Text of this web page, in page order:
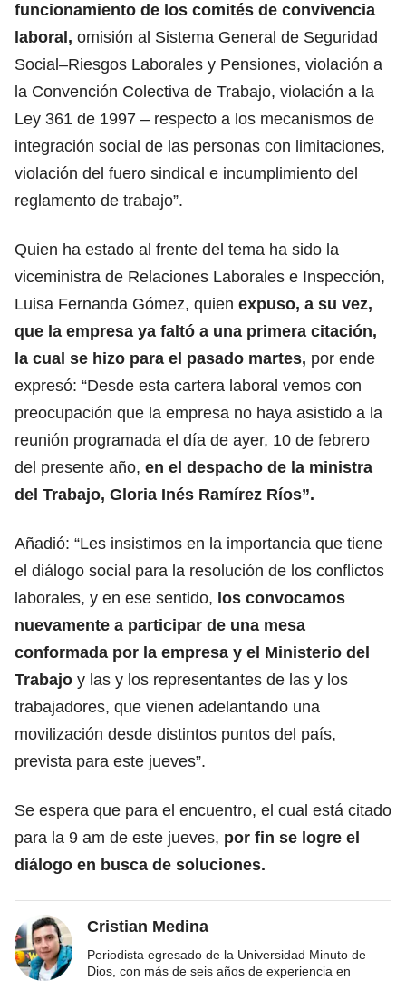
funcionamiento de los comités de convivencia
laboral, omisión al Sistema General de Seguridad
Social–Riesgos Laborales y Pensiones, violación a
la Convención Colectiva de Trabajo, violación a la
Ley 361 de 1997 – respecto a los mecanismos de
integración social de las personas con limitaciones,
violación del fuero sindical e incumplimiento del
reglamento de trabajo”.
Quien ha estado al frente del tema ha sido la
viceministra de Relaciones Laborales e Inspección,
Luisa Fernanda Gómez, quien expuso, a su vez,
que la empresa ya faltó a una primera citación,
la cual se hizo para el pasado martes, por ende
expresó: “Desde esta cartera laboral vemos con
preocupación que la empresa no haya asistido a la
reunión programada el día de ayer, 10 de febrero
del presente año, en el despacho de la ministra
del Trabajo, Gloria Inés Ramírez Ríos”.
Añadió: “Les insistimos en la importancia que tiene
el diálogo social para la resolución de los conflictos
laborales, y en ese sentido, los convocamos
nuevamente a participar de una mesa
conformada por la empresa y el Ministerio del
Trabajo y las y los representantes de las y los
trabajadores, que vienen adelantando una
movilización desde distintos puntos del país,
prevista para este jueves”.
Se espera que para el encuentro, el cual está citado
para la 9 am de este jueves, por fin se logre el
diálogo en busca de soluciones.
Cristian Medina
Periodista egresado de la Universidad Minuto de
Dios, con más de seis años de experiencia en